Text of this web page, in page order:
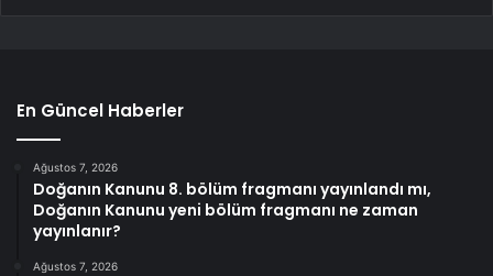
En Güncel Haberler
Ağustos 7, 2026
Doğanın Kanunu 8. bölüm fragmanı yayınlandı mı,
Doğanın Kanunu yeni bölüm fragmanı ne zaman
yayınlanır?
Ağustos 7, 2026